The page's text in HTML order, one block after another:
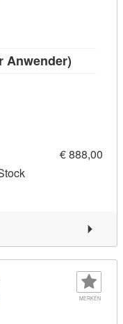
Anwender)
€ 888,00
MERKEN